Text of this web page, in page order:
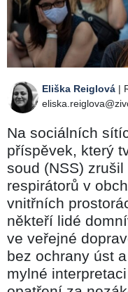
Eliška Reiglová |
Na sociálních
příspěvek, který
soud (NSS)
respirátorů v
vnitřních
někteří lidé
ve veřejné
bez ochrany úst
mylné